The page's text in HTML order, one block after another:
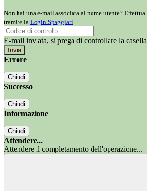
Non hai una e-mail associata al nome utente?
tramite la Login Spaggiari
E-mail inviata, si prega di controllare la
Errore
Chiudi
Successo
Chiudi
Informazione
Chiudi
Attendere...
Attendere il completamento dell'operazione...